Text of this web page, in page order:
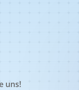
uns!